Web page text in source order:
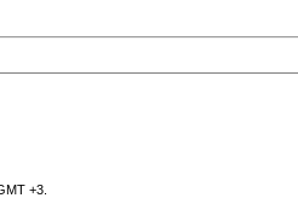
+3.